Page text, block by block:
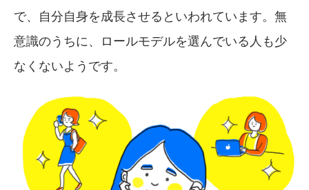
で、自分自身を成長させるといわれています。無
意識のうちに、ロールモデルを選んでいる人も少
なくないようです。